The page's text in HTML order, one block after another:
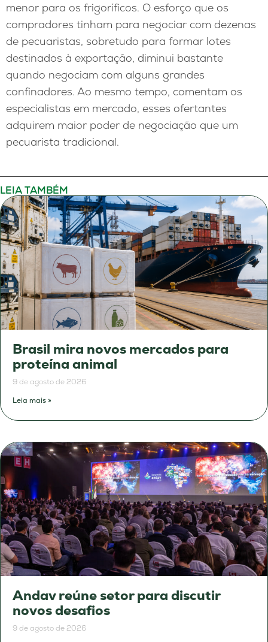
menor para os frigoríficos. O esforço que os
compradores tinham para negociar com dezenas
de pecuaristas, sobretudo para formar lotes
destinados à exportação, diminui bastante
quando negociam com alguns grandes
confinadores. Ao mesmo tempo, comentam os
especialistas em mercado, esses ofertantes
adquirem maior poder de negociação que um
pecuarista tradicional.
LEIA TAMBÉM
Brasil mira novos mercados para
proteína animal
9 de agosto de 2026
Leia mais »
Andav reúne setor para discutir
novos desafios
9 de agosto de 2026